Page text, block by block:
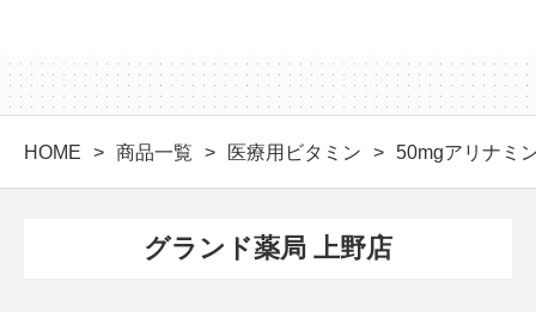
HOME 商品一覧 医療用ビタミン 50mgアリナミ
グランド薬局 上野店